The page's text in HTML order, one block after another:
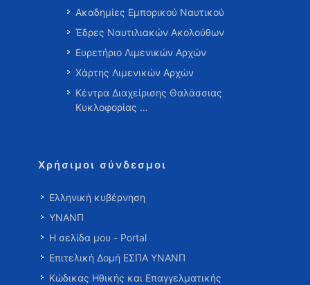
Ακαδημίες Εμπορικού Ναυτικού
Έδρες Ναυτιλιακών Ακολούθων
Ευρετήριο Λιμενικών Αρχών
Χάρτης Λιμενικών Αρχών
Κέντρα Διαχείρισης Θαλάσσιας
Κυκλοφορίας …
Χρήσιμοι σύνδεσμοι
Ελληνική κυβέρνηση
ΥΝΑΝΠ
Η σελίδα μου - Portal
Επιτελική Δομή ΕΣΠΑ ΥΝΑΝΠ
Κώδικας Ηθικής και Επαγγελματικής